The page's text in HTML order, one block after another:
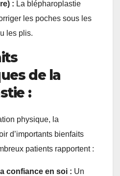
: La blépharoplastie
les poches sous les
les plis.
de la
:
physique, la
d’importants bienfaits
patients rapportent :
confiance en soi : Un